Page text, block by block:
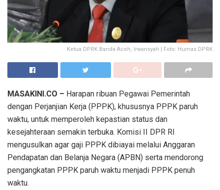
Ketua DPRK Banda Aceh, Irwansyah | Foto: Humas DPRK
MASAKINI.CO – Harapan ribuan Pegawai Pemerintah
dengan Perjanjian Kerja (PPPK), khususnya PPPK paruh
waktu, untuk memperoleh kepastian status dan
kesejahteraan semakin terbuka. Komisi II DPR RI
mengusulkan agar gaji PPPK dibiayai melalui Anggaran
Pendapatan dan Belanja Negara (APBN) serta mendorong
pengangkatan PPPK paruh waktu menjadi PPPK penuh
waktu.